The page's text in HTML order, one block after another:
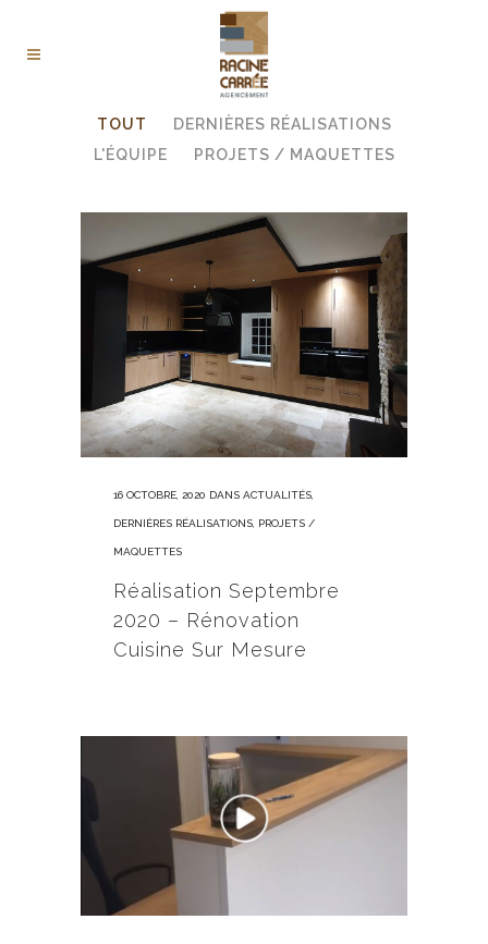
TOUT
DERNIÈRES RÉALISATIONS
L'ÉQUIPE
PROJETS / MAQUETTES
16 OCTOBRE, 2020 DANS ACTUALITÉS
DERNIÈRES RÉALISATIONS PROJETS /
MAQUETTES
Réalisation Septembre
2020 – Rénovation
Cuisine Sur Mesure